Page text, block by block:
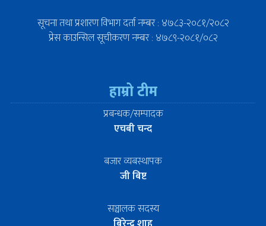
सूचना तथा प्रशारण विभाग दर्ता नम्बर : ४७८३-२०८१/२०८२
प्रेस काउन्सिल सूचीकरण नम्बर : ४७८९-२०८१/०८२
हाम्रो टीम
प्रबन्धक/सम्पादक
एचबी चन्द
बजार व्यबस्थापक
जी बिष्ट
सञ्चालक सदस्य